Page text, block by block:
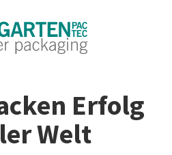
Erfolg
Welt